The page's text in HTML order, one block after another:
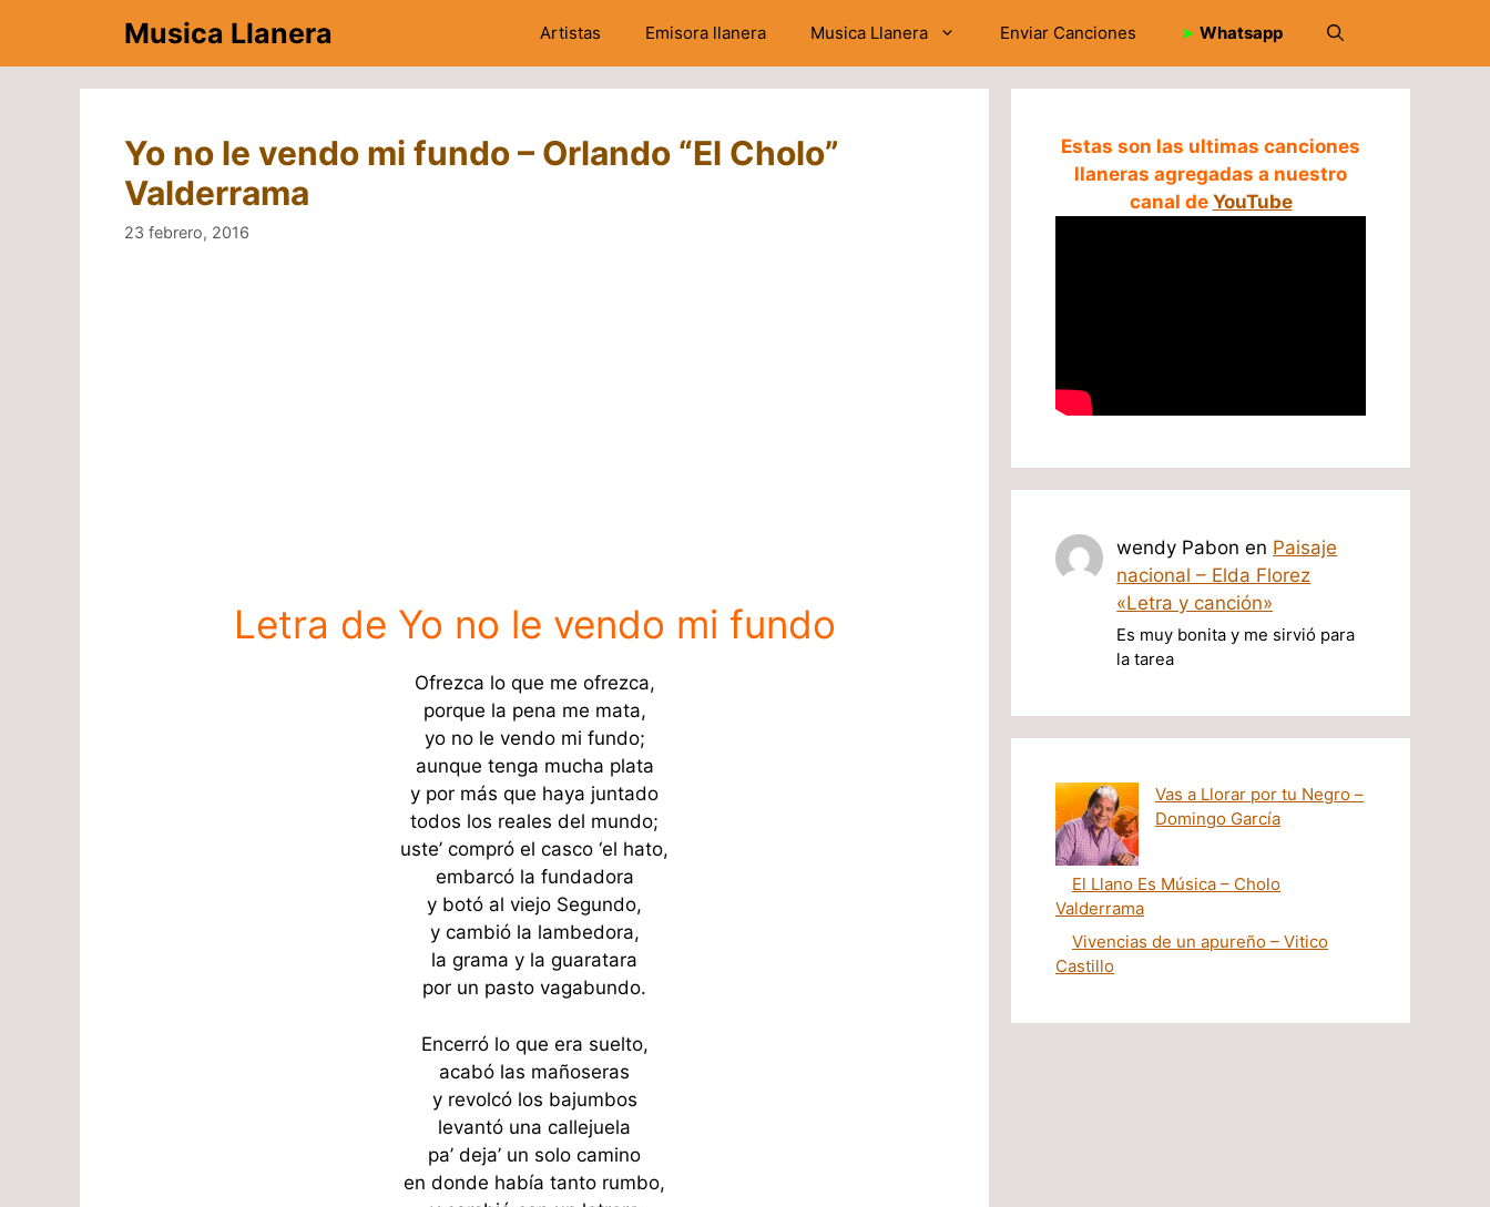
contenido
Musica Llanera Artistas Emisora llanera Musica Llanera Enviar Canciones ➤ Whatsapp
Yo no le vendo mi fundo – Orlando “El Cholo”
Valderrama
23 febrero, 2016
Letra de Yo no le vendo mi fundo
Ofrezca lo que me ofrezca,
porque la pena me mata,
yo no le vendo mi fundo;
aunque tenga mucha plata
y por más que haya juntado
todos los reales del mundo;
uste’ compró el casco ‘el hato,
embarcó la fundadora
y botó al viejo Segundo,
y cambió la lambedora,
la grama y la guaratara
por un pasto vagabundo.
Encerró lo que era suelto,
acabó las mañoseras
y revolcó los bajumbos
levantó una callejuela
pa’ deja’ un solo camino
en donde había tanto rumbo,
Estas son las ultimas canciones
llaneras agregadas a nuestro
canal de YouTube
wendy Pabon en Paisaje
nacional – Elda Florez
«Letra y canción»
Es muy bonita y me sirvió para
la tarea
Vas a Llorar por tu Negro –
Domingo García
El Llano Es Música – Cholo
Valderrama
Vivencias de un apureño – Vitico
Castillo